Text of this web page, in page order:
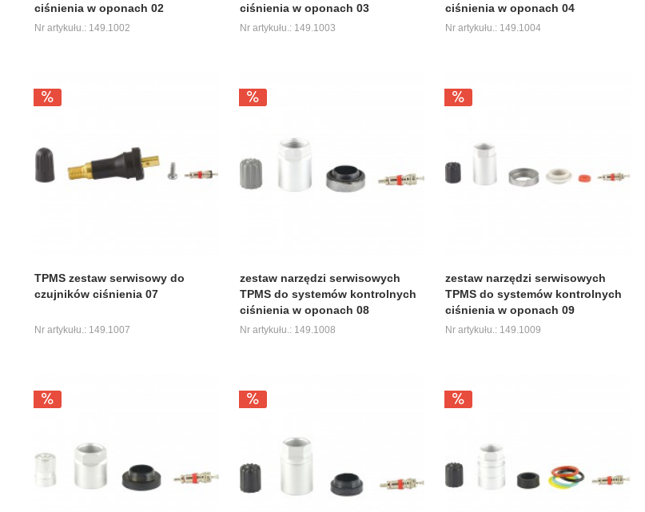
ciśnienia w oponach 02
Nr artykułu.: 149.1002
ciśnienia w oponach 03
Nr artykułu.: 149.1003
ciśnienia w oponach 04
Nr artykułu.: 149.1004
TPMS zestaw serwisowy do
czujników ciśnienia 07
Nr artykułu.: 149.1007
zestaw narzędzi serwisowych
TPMS do systemów kontrolnych
ciśnienia w oponach 08
Nr artykułu.: 149.1008
zestaw narzędzi serwisowych
TPMS do systemów kontrolnych
ciśnienia w oponach 09
Nr artykułu.: 149.1009